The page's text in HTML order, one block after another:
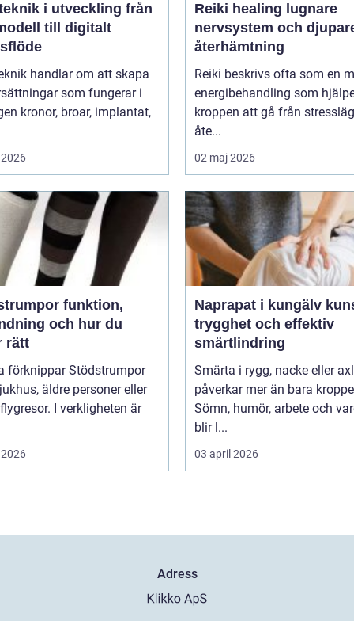
i utveckling från
till digitalt
handlar om att skapa
som fungerar i
Reiki healing lugnare
nervsystem och
återhämtning
Reiki beskrivs ofta som en
energibehandling som
kroppen att gå från
åte...
02 maj 2026
funktion,
och hur du
rätt
förknippar Stödstrumpor
äldre personer eller
I verkligheten är
Naprapat i kungälv kunskap,
trygghet och effektiv
smärtlindring
Smärta i rygg, nacke eller
påverkar mer än bara
Sömn, humör, arbete och
blir l...
03 april 2026
Adress